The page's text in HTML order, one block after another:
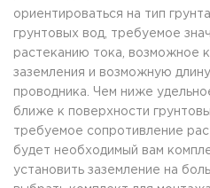
ориентироваться на тип
грунтовых вод, требуемое
растеканию тока, возможное
заземления и возможную
проводника. Чем ниже
ближе к поверхности
требуемое сопротивление
будет необходимый вам
установить заземление на